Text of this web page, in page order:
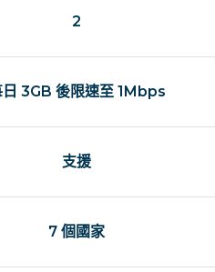
2
日 3GB 後限速至 1Mbps
支援
7 個國家